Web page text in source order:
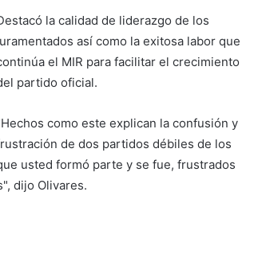
la calidad de liderazgo de los
así como la exitosa labor que
el MIR para facilitar el crecimiento
partido oficial.
como este explican la confusión y
de dos partidos débiles de los
usted formó parte y se fue, frustrados
dijo Olivares.